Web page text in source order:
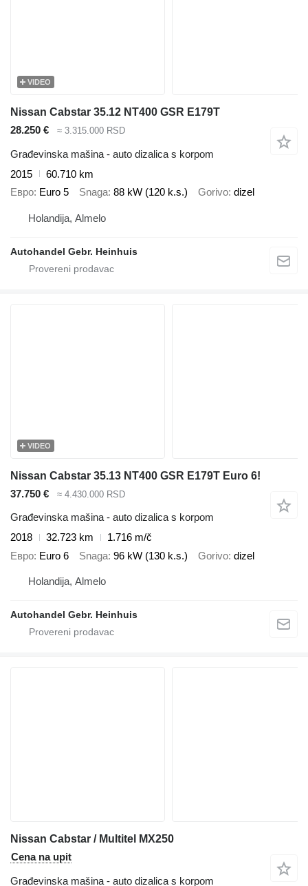
VIDEO
Nissan Cabstar 35.12 NT400 GSR E179T
28.250 €
≈ 3.315.000 RSD
Građevinska mašina - auto dizalica s korpom
2015
60.710 km
Евро Euro 5 Snaga 88 kW (120 k.s.) Gorivo dizel
Holandija, Almelo
Autohandel Gebr. Heinhuis
VIDEO
Nissan Cabstar 35.13 NT400 GSR E179T Euro 6!
37.750 €
≈ 4.430.000 RSD
Građevinska mašina - auto dizalica s korpom
2018
32.723 km
1.716 m/č
Евро Euro 6 Snaga 96 kW (130 k.s.) Gorivo dizel
Holandija, Almelo
Autohandel Gebr. Heinhuis
Nissan Cabstar / Multitel MX250
Cena na upit
Građevinska mašina - auto dizalica s korpom